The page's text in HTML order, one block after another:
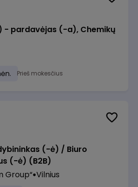
- pardavėjas (-a), Chemikų
Prieš mokesčius
(-ė) / Biuro
(-ė) (B2B)
Group“ Vilnius